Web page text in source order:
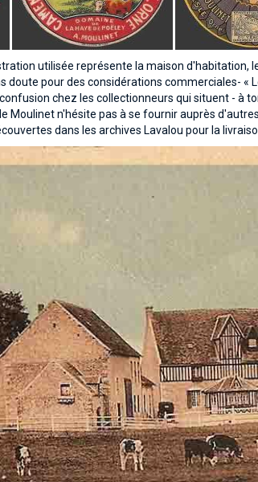
utilisée représente la maison d'habitation,
doute pour des considérations commerciales-
chez les collectionneurs qui situent - à
Moulinet n'hésite pas à se fournir auprès
dans les archives Lavalou pour la